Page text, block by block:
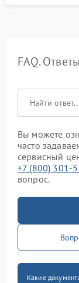
FAQ.
Вы можете
часто
сервисный
+7 (800) 301-
вопрос.
Какие